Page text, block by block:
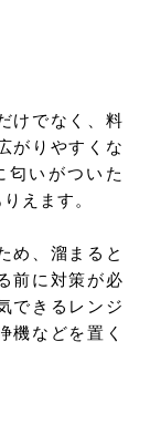
けでなく、料
がりやすくな
匂いがついた
えます。
め、溜まると
前に対策が必
できるレンジ
機などを置く